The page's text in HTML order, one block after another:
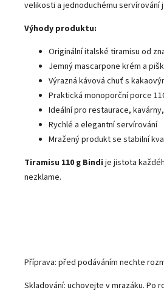
velikosti a jednoduchému
Výhody produktu:
Originální italské tiramisu od
Jemný mascarpone krém a
Výrazná kávová chuť s
Praktická monoporční porce
Ideální pro restaurace,
Rychlé a elegantní servírování
Mražený produkt se stabilní
Tiramisu 110 g Bindi je jistota
nezklame.
Příprava: před podáváním nechte
Skladování: uchovejte v mrazáku. Po